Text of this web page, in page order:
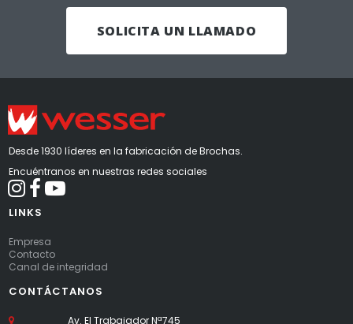
SOLICITA UN LLAMADO
Desde 1930 líderes en la fabricación de Brochas.
Encuéntranos en nuestras redes sociales
  
LINKS
Empresa
Contacto
Canal de integridad
CONTÁCTANOS
 Av. El Trabajador Nª745